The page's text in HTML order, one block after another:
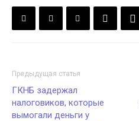
Предыдущая статья
ГКНБ задержал
налоговиков, которые
вымогали деньги у